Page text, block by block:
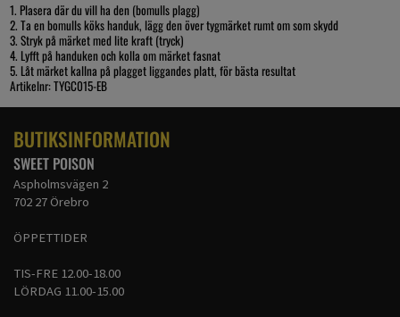
1. Plasera där du vill ha den (bomulls plagg)
2. Ta en bomulls köks handuk, lägg den över tygmärket rumt om som skydd
3. Stryk på märket med lite kraft (tryck)
4. Lyfft på handuken och kolla om märket fasnat
5. Låt märket kallna på plagget liggandes platt, för bästa resultat
Artikelnr: TYGC015-EB
BUTIKSINFORMATION
SWEET POISON
Aspholmsvägen 2
702 27 Örebro
ÖPPETTIDER
TIS-FRE 12.00-18.00
LÖRDAG 11.00-15.00